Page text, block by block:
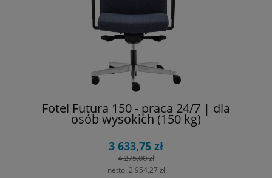
Fotel Futura 150 - praca 24/7 | dla
osób wysokich (150 kg)
3 633,75 zł
4 275,00 zł
netto: 2 954,27 zł